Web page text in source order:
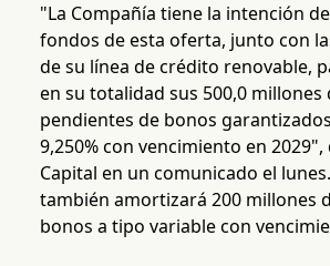
"La Compañía tiene la intención
fondos de esta oferta, junto con
de su línea de crédito renovable,
en su totalidad sus 500,0 millones
pendientes de bonos
9,250% con vencimiento en
Capital en un comunicado el
también amortizará 200 millones
bonos a tipo variable con